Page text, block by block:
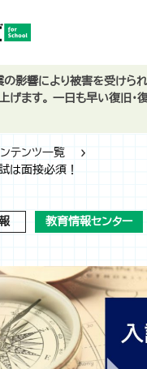
テンツ一覧
は面接必須！
教育情報センター
影響により被害を受けられ
げます。 一日も早い復旧・